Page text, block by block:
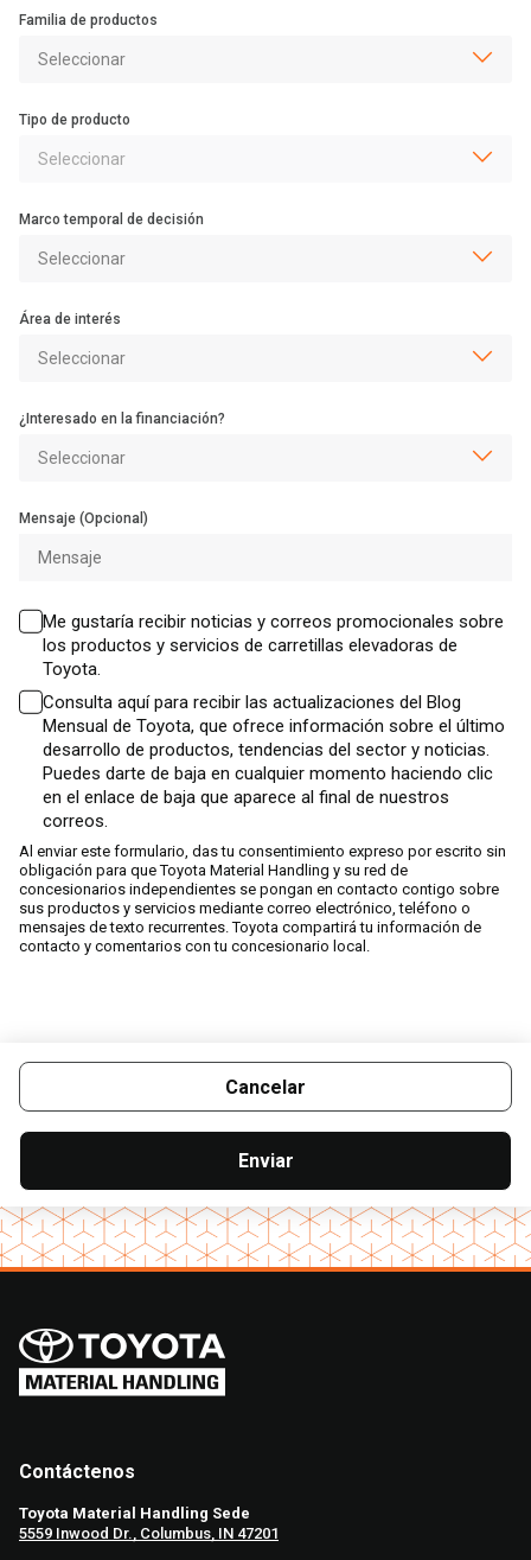
Familia de productos
Tipo de producto
Marco temporal de decisión
Área de interés
¿Interesado en la financiación?
Mensaje (Opcional)
Me gustaría recibir noticias y correos promocionales sobre
los productos y servicios de carretillas elevadoras de
Toyota.
Consulta aquí para recibir las actualizaciones del Blog
Mensual de Toyota, que ofrece información sobre el último
desarrollo de productos, tendencias del sector y noticias.
Puedes darte de baja en cualquier momento haciendo clic
en el enlace de baja que aparece al final de nuestros
correos.
Al enviar este formulario, das tu consentimiento expreso por escrito sin
obligación para que Toyota Material Handling y su red de
concesionarios independientes se pongan en contacto contigo sobre
sus productos y servicios mediante correo electrónico, teléfono o
mensajes de texto recurrentes. Toyota compartirá tu información de
contacto y comentarios con tu concesionario local.
Cancelar
Enviar
Contáctenos
Toyota Material Handling Sede
5559 Inwood Dr., Columbus, IN 47201